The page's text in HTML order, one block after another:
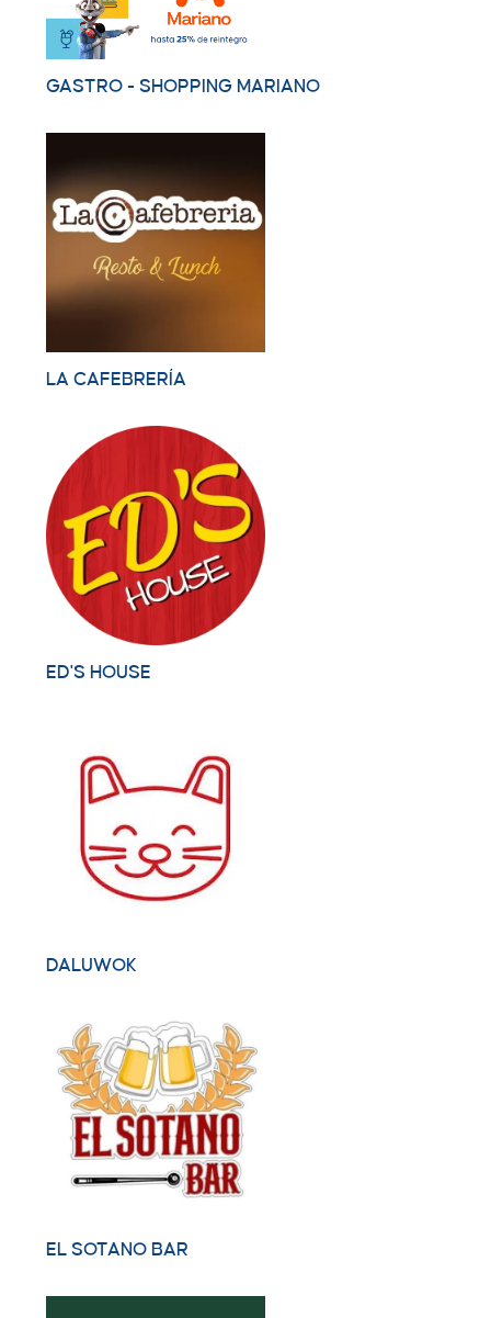
GASTRO - SHOPPING MARIANO
LA CAFEBRERÍA
ED'S HOUSE
DALUWOK
EL SOTANO BAR